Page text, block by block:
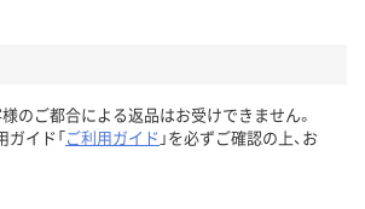
様のご都合による返品はお受けできません。
ガイド「ご利用ガイド 」を必ずご確認の上、お